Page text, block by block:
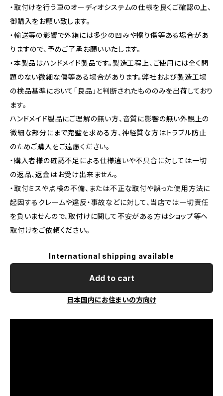
・取付けを行う車のオーディオシステムの仕様を良くご確認の上、
御購入をお願い致します。
・輸送等の影響で外箱には多少の凹みや擦り傷等ある場合があ
りますので、予めご了承お願いいたします。
・本製品はハンドメイド製品です。製造工程上、ご使用には全く問
題のない微細な傷等ある場合があります。弊社および製造工場
の検品基準において「良品」と判断されたもののみを出荷しており
ます。
ハンドメイド製品にご理解の無い方、音質に影響の無い外観上の
微細な部分にまで完璧を求める方、神経質な方はトラブル防止
のためご購入をご遠慮ください。
・購入者様の確認不足による仕様違いや不具合に対しては一切
の返品、返金はお受け出来ません。
・取付ミスや点検の不備、または不正な取付や誤った使用方法に
起因するクレームや違反・事故などに対して、当店では一切責任
を負いませんので、取付けに関して不安がある方はショップ等へ
取付けをご依頼ください。
International shipping available
Add to cart
日本国内にお住まいの方向け